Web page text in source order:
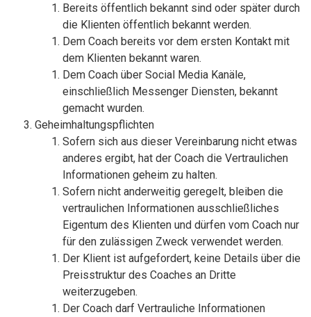
Bereits öffentlich bekannt sind oder später durch
die Klienten öffentlich bekannt werden.
Dem Coach bereits vor dem ersten Kontakt mit
dem Klienten bekannt waren.
Dem Coach über Social Media Kanäle,
einschließlich Messenger Diensten, bekannt
gemacht wurden.
Geheimhaltungspflichten
Sofern sich aus dieser Vereinbarung nicht etwas
anderes ergibt, hat der Coach die Vertraulichen
Informationen geheim zu halten.
Sofern nicht anderweitig geregelt, bleiben die
vertraulichen Informationen ausschließliches
Eigentum des Klienten und dürfen vom Coach nur
für den zulässigen Zweck verwendet werden.
Der Klient ist aufgefordert, keine Details über die
Preisstruktur des Coaches an Dritte
weiterzugeben.
Der Coach darf Vertrauliche Informationen